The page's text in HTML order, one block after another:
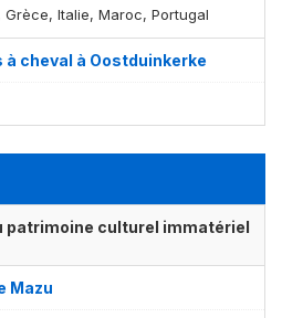
Italie, Maroc, Portugal
cheval à Oostduinkerke
patrimoine culturel immatériel
Mazu